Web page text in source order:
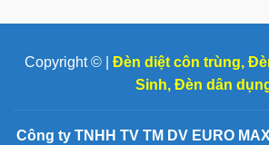
Copyright © | Đèn diệt côn trùng,
Sinh, Đèn dân
Công ty TNHH TV TM DV EURO